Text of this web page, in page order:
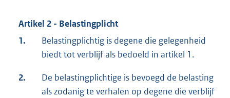
Artikel 2 - Belastingplicht
1.
Belastingplichtig is degene die gelegenheid
biedt tot verblijf als bedoeld in artikel 1.
2.
De belastingplichtige is bevoegd de belasting
als zodanig te verhalen op degene die verblijf